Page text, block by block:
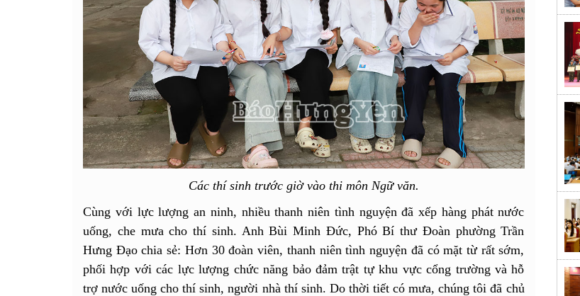
Các thí sinh trước giờ vào thi môn Ngữ văn.
Cùng với lực lượng an ninh, nhiều thanh niên tình nguyện đã xếp hàng phát nước
uống, che mưa cho thí sinh. Anh Bùi Minh Đức, Phó Bí thư Đoàn phường Trần
Hưng Đạo chia sẻ: Hơn 30 đoàn viên, thanh niên tình nguyện đã có mặt từ rất sớm,
phối hợp với các lực lượng chức năng bảo đảm trật tự khu vực cổng trường và hỗ
trợ nước uống cho thí sinh, người nhà thí sinh. Do thời tiết có mưa, chúng tôi đã chủ